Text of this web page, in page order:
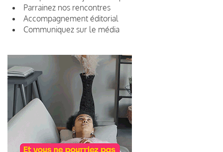
Parrainez nos rencontres
Accompagnement éditorial
Communiquez sur le média